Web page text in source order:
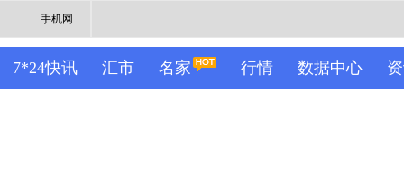
手机网
7*24快讯 汇市 名家 行情 数据中心